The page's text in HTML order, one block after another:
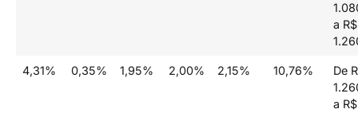
a R$
4,31% 0,35% 1,95% 2,00% 2,15% 10,76%
De
a R$